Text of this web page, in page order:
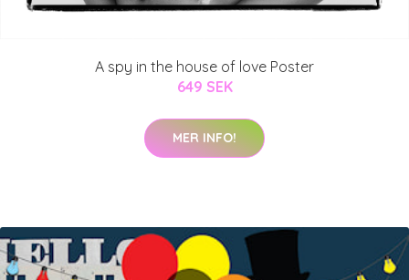
A spy in the house of love Poster
649 SEK
MER INFO!